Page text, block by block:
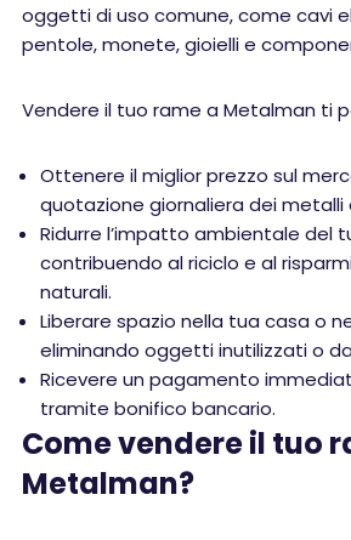
oggetti di uso comune, come cavi
pentole, monete, gioielli e
Vendere il tuo rame a Metalman ti
Ottenere il miglior prezzo sul
quotazione giornaliera dei metalli
Ridurre l’impatto ambientale del
contribuendo al riciclo e al
naturali.
Liberare spazio nella tua casa o
eliminando oggetti inutilizzati o
Ricevere un pagamento
tramite bonifico bancario.
Come vendere il tuo
Metalman?